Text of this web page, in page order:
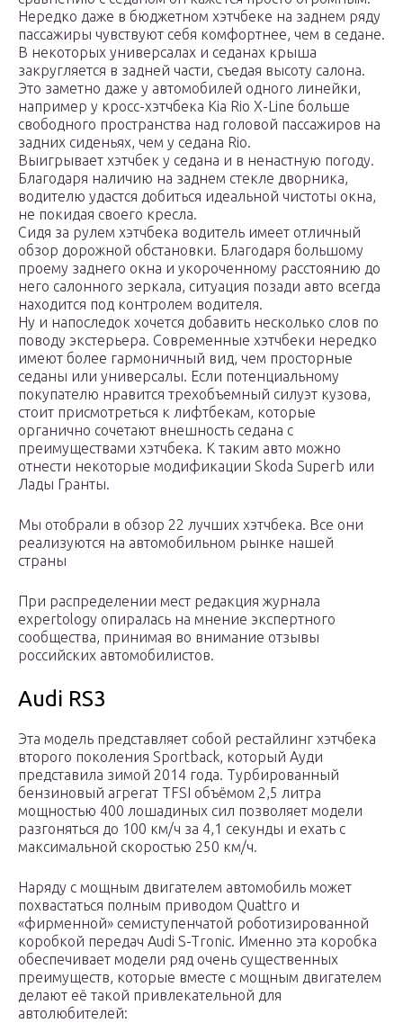
Нередко даже в бюджетном хэтчбеке на заднем ряду
пассажиры чувствуют себя комфортнее, чем в седане.
В некоторых универсалах и седанах крыша
закругляется в задней части, съедая высоту салона.
Это заметно даже у автомобилей одного линейки,
например у кросс-хэтчбека Kia Rio X-Line больше
свободного пространства над головой пассажиров на
задних сиденьях, чем у седана Rio.
Выигрывает хэтчбек у седана и в ненастную погоду.
Благодаря наличию на заднем стекле дворника,
водителю удастся добиться идеальной чистоты окна,
не покидая своего кресла.
Сидя за рулем хэтчбека водитель имеет отличный
обзор дорожной обстановки. Благодаря большому
проему заднего окна и укороченному расстоянию до
него салонного зеркала, ситуация позади авто всегда
находится под контролем водителя.
Ну и напоследок хочется добавить несколько слов по
поводу экстерьера. Современные хэтчбеки нередко
имеют более гармоничный вид, чем просторные
седаны или универсалы. Если потенциальному
покупателю нравится трехобъемный силуэт кузова,
стоит присмотреться к лифтбекам, которые
органично сочетают внешность седана с
преимуществами хэтчбека. К таким авто можно
отнести некоторые модификации Skoda Superb или
Лады Гранты.
Мы отобрали в обзор 22 лучших хэтчбека. Все они
реализуются на автомобильном рынке нашей
страны
При распределении мест редакция журнала
expertology опиралась на мнение экспертного
сообщества, принимая во внимание отзывы
российских автомобилистов.
Audi RS3
Эта модель представляет собой рестайлинг хэтчбека
второго поколения Sportback, который Ауди
представила зимой 2014 года. Турбированный
бензиновый агрегат TFSI объёмом 2,5 литра
мощностью 400 лошадиных сил позволяет модели
разгоняться до 100 км/ч за 4,1 секунды и ехать с
максимальной скоростью 250 км/ч.
Наряду с мощным двигателем автомобиль может
похвастаться полным приводом Quattro и
«фирменной» семиступенчатой роботизированной
коробкой передач Audi S-Tronic. Именно эта коробка
обеспечивает модели ряд очень существенных
преимуществ, которые вместе с мощным двигателем
делают её такой привлекательной для
автолюбителей: